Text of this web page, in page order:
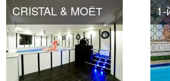
CRISTAL & MOЁТ